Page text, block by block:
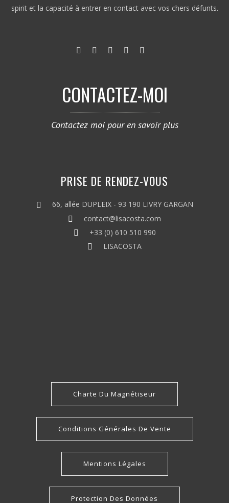
spirit et la capacité à entrer en contact avec vos chers défunts.
CONTACTEZ-MOI
Contactez moi pour en savoir plus
PRISE DE RENDEZ-VOUS
66, allée DUPLEIX - 93 190 LIVRY GARGAN
contact@lisacosta.com
+33 (0) 610 510 990
LISACOSTA
Charte Du Magnétiseur
Conditions Générales De Vente
Mentions Légales
Protection Des Données